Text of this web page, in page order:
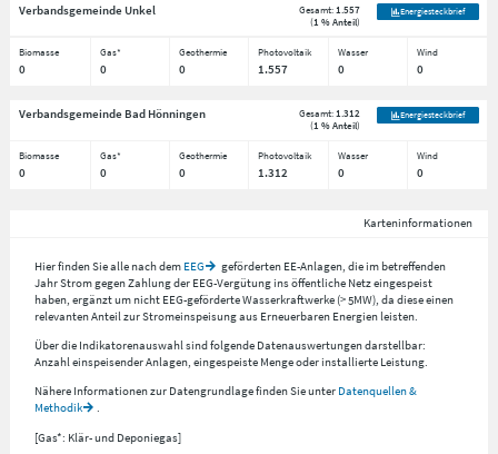
Verbandsgemeinde Unkel Gesamt: 1.557
(1 % Anteil)
Energiesteckbrief
Biomasse Gas* Geothermie Photovoltaik Wasser Wind
0 0 0 1.557 0 0
Verbandsgemeinde Bad Hönningen Gesamt: 1.312
(1 % Anteil)
Energiesteckbrief
Biomasse Gas* Geothermie Photovoltaik Wasser Wind
0 0 0 1.312 0 0
Karteninformationen
Hier finden Sie alle nach dem EEG
geförderten EE-Anlagen, die im betreffenden
Jahr Strom gegen Zahlung der EEG-Vergütung ins öffentliche Netz eingespeist
haben, ergänzt um nicht EEG-geförderte Wasserkraftwerke (> 5MW), da diese einen
relevanten Anteil zur Stromeinspeisung aus Erneuerbaren Energien leisten.
Über die Indikatorenauswahl sind folgende Datenauswertungen darstellbar:
Anzahl einspeisender Anlagen, eingespeiste Menge oder installierte Leistung.
Nähere Informationen zur Datengrundlage finden Sie unter Datenquellen &
Methodik
.
[Gas*: Klär- und Deponiegas]